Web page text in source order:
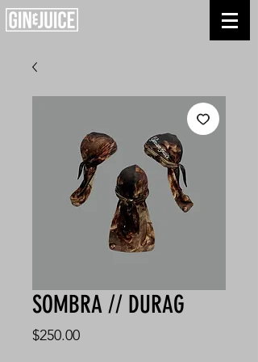
SOMBRA // DURAG
$250.00Precio